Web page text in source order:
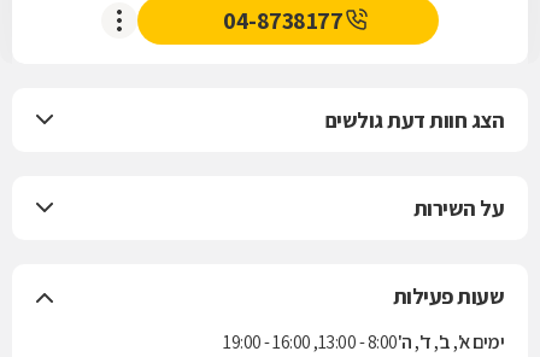
04-8738177
הצג חוות דעת גולשים
על השירות
שעות פעילות
ימים א', ב', ד', ה'8:00 - 13:00, 16:00 - 19:00